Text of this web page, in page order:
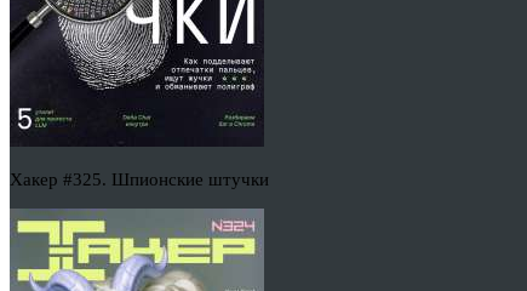
Хакер #325. Шпионские штучки